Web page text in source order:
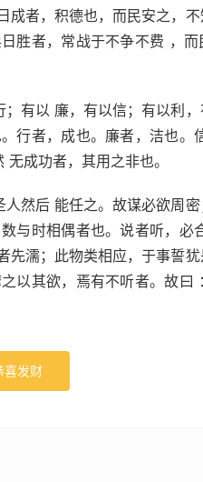
者，积德也，而民安之，
胜者，常战于不争不费 ，而
有以 廉，有以信；有以利，
行者，成也。廉者，洁也。
成功者，其用之非也。
然后 能任之。故谋必欲周
与时相偶者也。说者听，必
濡；此物类相应，于事誓
以其欲，焉有不听者。故曰
喜发财